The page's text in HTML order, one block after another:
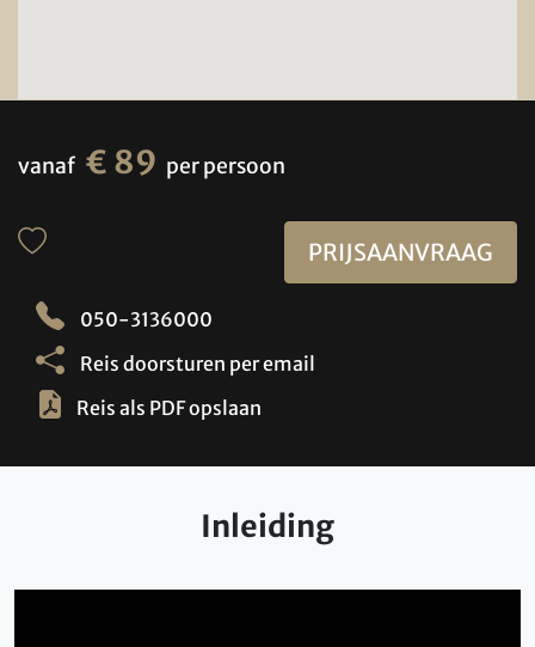
vanaf € 89 per persoon
PRIJSAANVRAAG
050-3136000
Reis doorsturen per email
Reis als PDF opslaan
Inleiding